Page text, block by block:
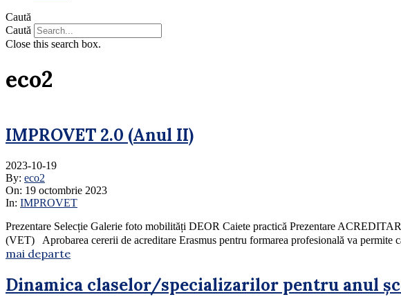
Caută
Caută
Close this search box.
eco2
IMPROVET 2.0 (Anul II)
2023-10-19
By: eco2
On: 19 octombrie 2023
In: IMPROVET
Prezentare Selecție Galerie foto mobilități DEOR Caiete practică Prezentare
(VET) Aprobarea cererii de acreditare Erasmus pentru formarea profesională va
mai departe
Dinamica claselor/specializarilor pentru anul